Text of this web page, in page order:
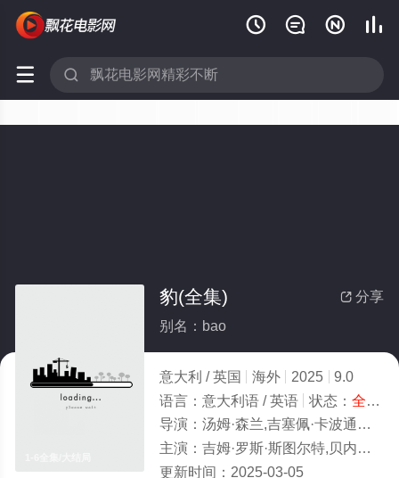
   
 
 分享
豹(全集)
别名：bao
意大利 / 英国 海外 2025
9.0
语言： 意大利语 / 英语 状态： 全6集
导演： 汤姆·森兰,吉塞佩·卡波通蒂,劳拉·卢切蒂
主演： 吉姆·罗斯·斯图尔特,贝内黛塔·波尔卡罗利,戴娃·卡索,萨尔·南尼,保罗·卡拉布雷西,弗朗西斯科·科勒拉,Greta
更新时间： 2025-03-05